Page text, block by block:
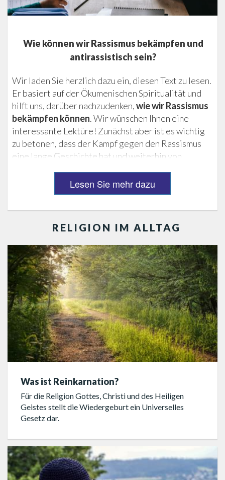
Wie können wir Rassismus bekämpfen und
antirassistisch sein?
Wir laden Sie herzlich dazu ein, diesen Text zu lesen.
Er basiert auf der Ökumenischen Spiritualität und
hilft uns, darüber nachzudenken,wie wir Rassismus
bekämpfen können. Wir wünschen Ihnen eine
interessante Lektüre! Zunächst aber ist es wichtig
zu betonen, dass der Kampf gegen den Rassismus
eine lange Geschichte hat und weiterhin von
Beispiele aus der Geschichte.Maria Firmina
Lesen Sie mehr dazu
RELIGION IM ALLTAG
Was ist Reinkarnation?
Für die Religion Gottes, Christi und des Heiligen
Geistes stellt die Wiedergeburt ein Universelles
Gesetz dar.